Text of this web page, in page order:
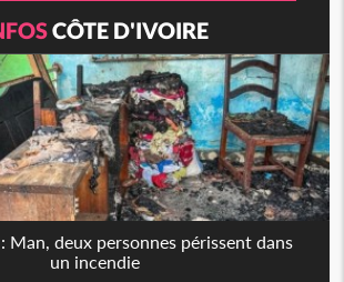
CÔTE D'IVOIRE
Man, deux personnes périssent dans
un incendie